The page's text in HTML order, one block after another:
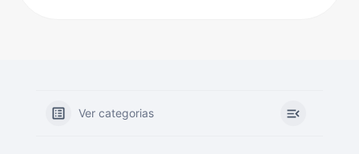
Ver categorias